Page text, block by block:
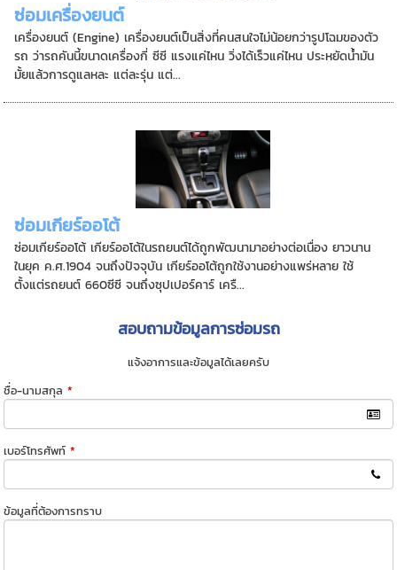
ซ่อมเครื่องยนต์
เครื่องยนต์ (Engine) เครื่องยนต์เป็นสิ่งที่คนสนใจไม่น้อยกว่ารูปโฉมของตัว
รถ ว่ารถคันนี้ขนาดเครื่องกี่ ซีซี แรงแค่ไหน วิ่งได้เร็วแค่ไหน ประหยัดน้ำมัน
มั้ยแล้วการดูแลหละ แต่ละรุ่น แต่...
ซ่อมเกียร์ออโต้
ซ่อมเกียร์ออโต้ เกียร์ออโต้ในรถยนต์ได้ถูกพัฒนามาอย่างต่อเนื่อง ยาวนาน
ในยุค ค.ศ.1904 จนถึงปัจจุบัน เกียร์ออโต้ถูกใช้งานอย่างแพร่หลาย ใช้
ตั้งแต่รถยนต์ 660ซีซี จนถึงซุปเปอร์คาร์ เครื...
สอบถามข้อมูลการซ่อมรถ
แจ้งอาการและข้อมูลได้เลยครับ
ชื่อ-นามสกุล *
เบอร์โทรศัพท์ *
ข้อมูลที่ต้องการทราบ